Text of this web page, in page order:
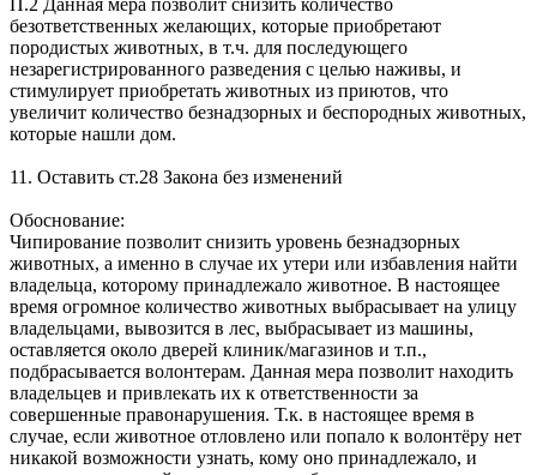
безответственных желающих, которые приобретают
породистых животных, в т.ч. для последующего
незарегистрированного разведения с целью наживы, и
стимулирует приобретать животных из приютов, что
увеличит количество безнадзорных и беспородных животных,
которые нашли дом.
11. Оставить ст.28 Закона без изменений
Обоснование:
Чипирование позволит снизить уровень безнадзорных
животных, а именно в случае их утери или избавления найти
владельца, которому принадлежало животное. В настоящее
время огромное количество животных выбрасывает на улицу
владельцами, вывозится в лес, выбрасывает из машины,
оставляется около дверей клиник/магазинов и т.п.,
подбрасывается волонтерам. Данная мера позволит находить
владельцев и привлекать их к ответственности за
совершенные правонарушения. Т.к. в настоящее время в
случае, если животное отловлено или попало к волонтёру нет
никакой возможности узнать, кому оно принадлежало, и